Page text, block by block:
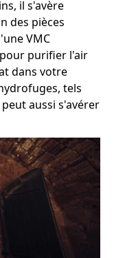
il s'avère
des pièces
VMC
purifier l'air
dans votre
tels
aussi s'avérer